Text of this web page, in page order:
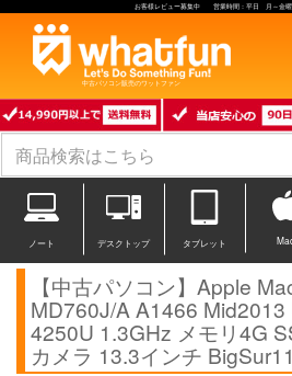
お客様レビュー募集中 営業時間：平日 月～金
中古パソコン販売のワットファン
ノート デスクトップ タブレット
【中古パソコン】Apple
MD760J/A A1466
4250U 1.3GHz メモリ4G
カメラ 13.3インチ